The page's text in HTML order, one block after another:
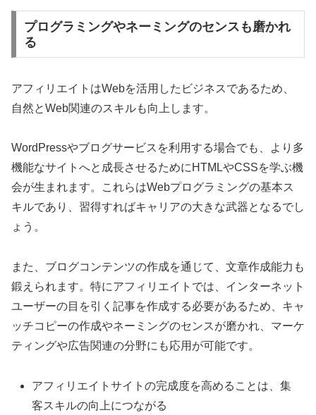
プログラミングやネーミングのセンスも磨かれ
る
アフィリエイトはWebを活用したビジネスであるため、
自然とWeb関連のスキルも向上します。
WordPressやブログサービスを利用する場合でも、より多
機能なサイトへと成長させるためにHTMLやCSSを学ぶ機
会が生まれます。これらはWebプログラミングの基本ス
キルであり、習得すればキャリアの大きな武器となるでし
ょう。
また、ブログコンテンツの作成を通じて、文章作成能力も
鍛えられます。特にアフィリエイトでは、インターネット
ユーザーの目を引く記事を作成する必要があるため、キャ
ッチコピーの作成やネーミングのセンスが磨かれ、マーケ
ティングや広告関連の分野にも応用が可能です。
アフィリエイトサイトの完成度を高めることは、集
客スキルの向上につながる